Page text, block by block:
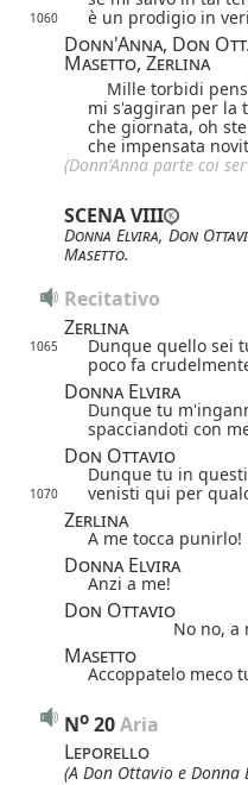
1060 è un prodigio in
Donn'Anna, Don
Masetto, Zerlina
Mille torbidi
mi s'aggiran per la
che giornata, oh
che impensata
(Donn'Anna parte coi
SCENA VIII
Donna Elvira, Don
Masetto.
Recitativo
Zerlina
1065 Dunque quello sei
poco fa
Donna Elvira
Dunque tu
spacciandoti con
Don Ottavio
Dunque tu in
1070 venisti qui per
Zerlina
A me tocca punirlo!
Donna Elvira
Anzi a me!
Don Ottavio
No no, a
Masetto
Accoppatelo meco
No 20 Aria
Leporello
(A Don Ottavio e Donna